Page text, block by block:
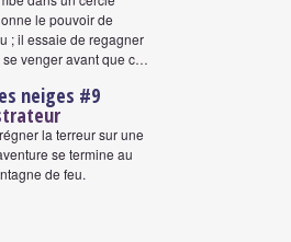
le pouvoir de
; il essaie de regagner
se venger avant que c…
neiges #9
la terreur sur une
se termine au
de feu.